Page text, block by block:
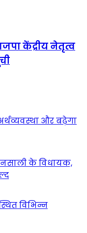
केंद्रीय नेतृत्व
और बढ़ेगा
के विधायक,
विभिन्न